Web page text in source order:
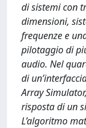
di sistemi con
dimensioni,
frequenze e
pilotaggio di
audio. Nel
di
Array
risposta di un
L’algoritmo